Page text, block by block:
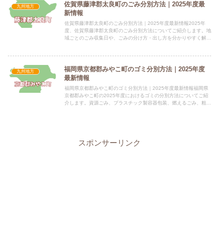
九州地方
佐賀県藤津郡太良町のごみ分別方法｜2025年度最
新情報
佐賀県藤津郡太良町のごみ分別方法｜2025年度最新情報2025年
度、佐賀県藤津郡太良町のごみ分別方法についてご紹介します。地
域ごとのごみ収集日や、ごみの分け方・出し方を分かりやすく解説
九州地方
福岡県京都郡みやこ町のゴミ分別方法｜2025年度
最新情報
福岡県京都郡みやこ町のゴミ分別方法｜2025年度最新情報福岡県
京都郡みやこ町の2025年度におけるゴミの分別方法についてご紹
介します。資源ごみ、プラスチック製容器包装、燃えるごみ、粗大
スポンサーリンク